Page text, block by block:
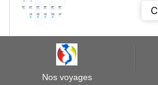
Les plus récents
Nos voyages